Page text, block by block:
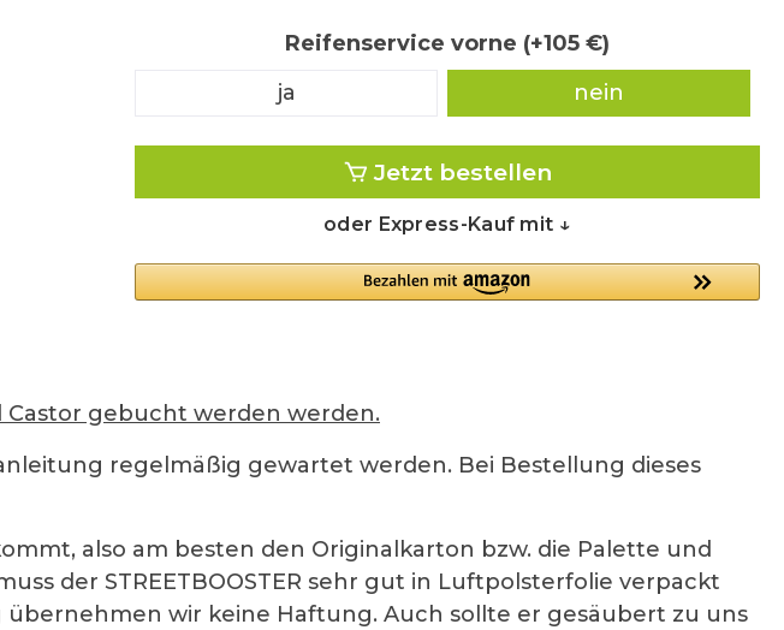
Reifenservice vorne (+105 €)
ja
nein
Jetzt bestellen
oder Express-Kauf mit ↓
Castor gebucht werden werden.
regelmäßig gewartet werden. Bei Bestellung dieses
also am besten den Originalkarton bzw. die Palette und
der STREETBOOSTER sehr gut in Luftpolsterfolie verpackt
wir keine Haftung. Auch sollte er gesäubert zu uns